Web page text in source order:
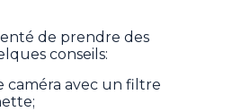
de prendre des
conseils:
caméra avec un filtre